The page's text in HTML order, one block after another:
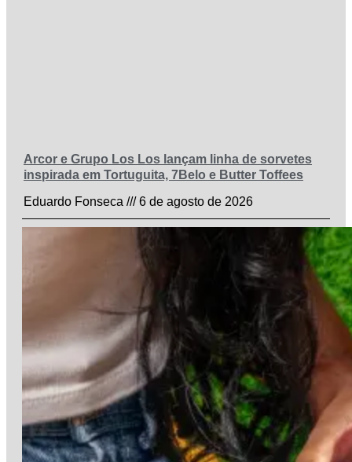
Arcor e Grupo Los Los lançam linha de sorvetes
inspirada em Tortuguita, 7Belo e Butter Toffees
Eduardo Fonseca
6 de agosto de 2026